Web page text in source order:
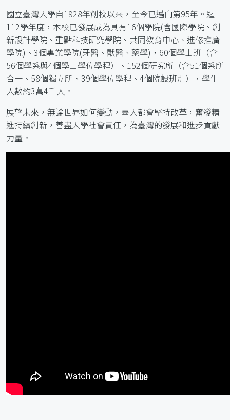
國立臺灣大學自1928年創校以來，至今已邁向第95年。迄
112學年度，本校已發展成為具有16個學院(含國際學院、創
新設計學院、重點科技研究學院、共同教育中心、進修推廣
學院)、3個專業學院(牙醫、獸醫、藥學)，60個學士班（含
56個學系與4個學士學位學程）、152個研究所（含51個系所
合一、58個獨立所、39個學位學程、4個院設班別），學生
人數約3萬4千人。
展望未來，無論世界如何變動，臺大都會堅持改革，奮發精
進持續創新，善盡大學社會責任，為臺灣的發展和進步貢獻
力量。